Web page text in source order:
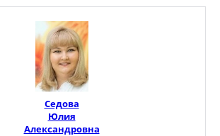
Седова
Юлия
Александровна